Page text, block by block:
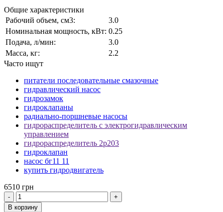
Общие характеристики
Рабочий объем, см3:
3.0
Номинальная мощность, кВт: 0.25
Подача, л/мин:
3.0
Масса, кг:
2.2
Часто ищут
питатели последовательные смазочные
гидравлический насос
гидрозамок
гидроклапаны
радиально-поршневые насосы
гидрораспределитель с электрогидравлическим
управлением
гидрораспределитель 2р203
гидроклапан
насос бг11 11
купить гидродвигатель
6510 грн
-
+
В корзину